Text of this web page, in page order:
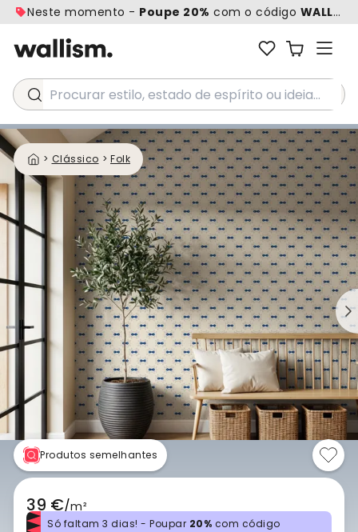
Neste momento - Poupe 20% com o código WALL20
Procurar estilo, estado de espírito ou ideia...
> Clássico > Folk
Produtos semelhantes
39 €/m²
Só faltam 3 dias! - Poupar 20% com código